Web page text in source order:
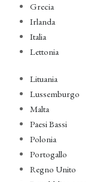
Grecia
Irlanda
Italia
Lettonia
Lituania
Lussemburgo
Malta
Paesi Bassi
Polonia
Portogallo
Regno Unito